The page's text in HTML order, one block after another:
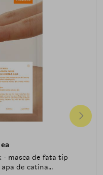
- masca de fata tip
de catina...